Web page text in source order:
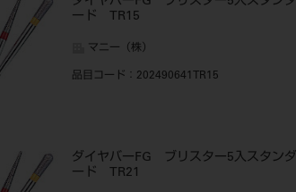
ード TR15
マニー（株）
品目コード ：202490641TR15
ダイヤバーFG ブリスター5入スタンダ
ード TR21